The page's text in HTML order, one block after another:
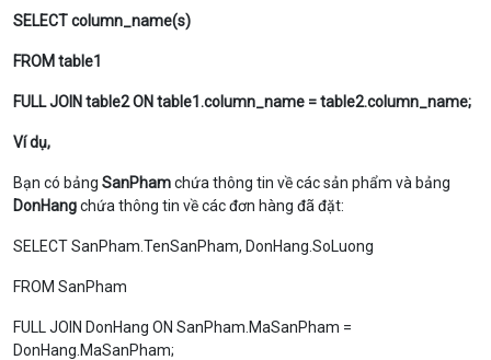
SELECT column_name(s)
FROM table1
FULL JOIN table2 ON table1.column_name = table2.column_name;
Ví dụ,
Bạn có bảng SanPhamchứa thông tin về các sản phẩm và bảng
DonHangchứa thông tin về các đơn hàng đã đặt:
SELECT SanPham.TenSanPham, DonHang.SoLuong
FROM SanPham
FULL JOIN DonHang ON SanPham.MaSanPham =
DonHang.MaSanPham;